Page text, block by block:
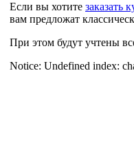
Если вы хотите заказать
вам предложат
При этом будут учтены
Notice: Undefined index: